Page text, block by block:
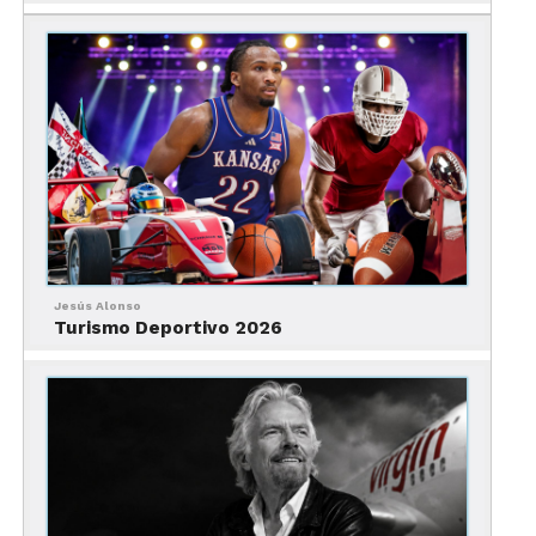
Jesús Alonso
Turismo Deportivo 2026